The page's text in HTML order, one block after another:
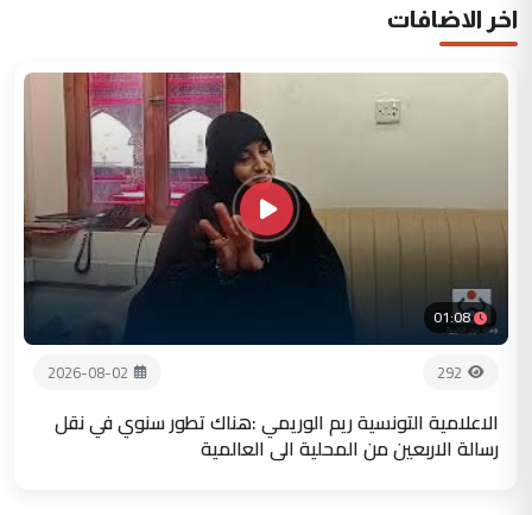
اخر الاضافات
01:08
292
2026-08-02
الاعلامية التونسية ريم الوريمي :هناك تطور سنوي في نقل
رسالة الاربعين من المحلية الى العالمية